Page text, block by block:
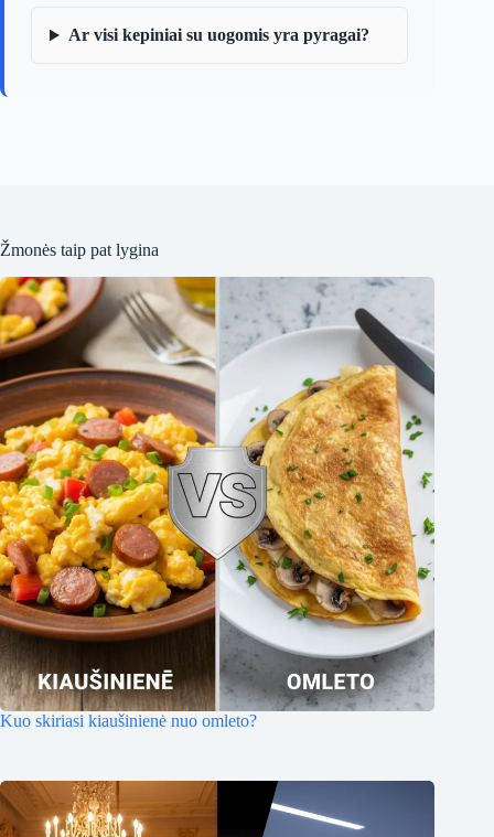
Ar visi kepiniai su uogomis yra pyragai?
Žmonės taip pat lygina
Kuo skiriasi kiaušinienė nuo omleto?